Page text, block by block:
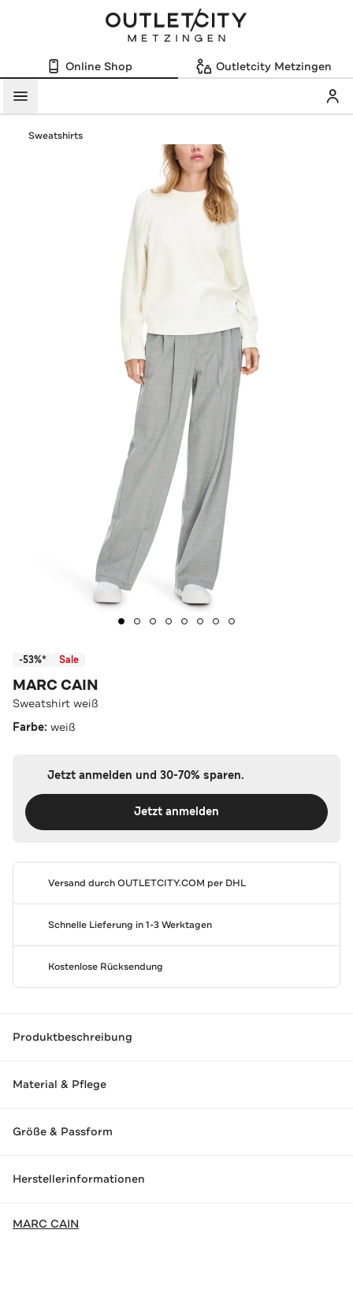
Online Shop Outletcity Metzingen
Menü
Sweatshirts
-53%* Sale
MARC CAIN
Sweatshirt weiß
Farbe: weiß
Jetzt anmelden und 30-70% sparen.
Jetzt anmelden
Versand durchOUTLETCITY.COM per DHL
Schnelle Lieferung in 1-3 Werktagen
Kostenlose Rücksendung
Produktbeschreibung
Material & Pflege
Größe & Passform
Herstellerinformationen
MARC CAIN